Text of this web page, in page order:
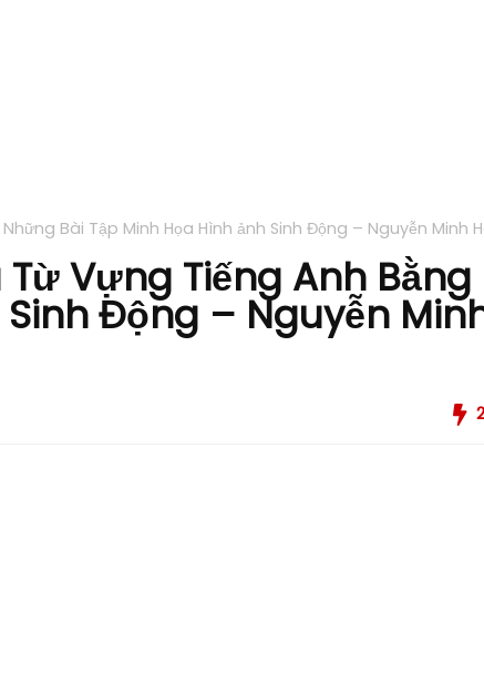
Bài Tập Minh Họa Hình ảnh Sinh Động – Nguyễn Minh
Vựng Tiếng Anh Bằng
Động – Nguyễn